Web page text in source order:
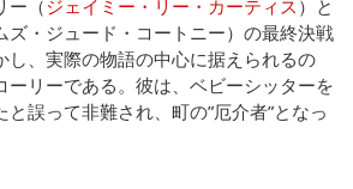
ー（ジェイミー・リー・カーティス ）と
ズ・ジュード・コートニー）の最終決戦
し、実際の物語の中心に据えられるの
ーリーである。彼は、ベビーシッターを
と誤って非難され、町の”厄介者”となっ